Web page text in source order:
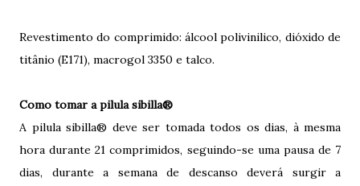
Revestimento do comprimido: álcool polivinilico, dióxido de
titânio (E171), macrogol 3350 e talco.
Como tomar a pilula sibilla®
A pilula sibilla® deve ser tomada todos os dias, à mesma
hora durante 21 comprimidos, seguindo-se uma pausa de 7
dias, durante a semana de descanso deverá surgir a